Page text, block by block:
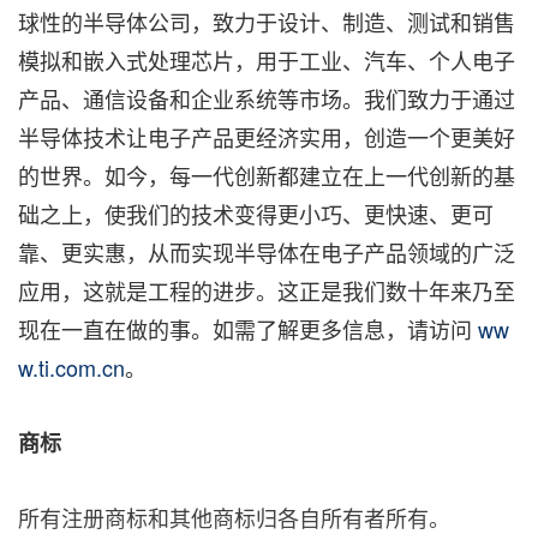
球性的半导体公司，致力于设计、制造、测试和销售
模拟和嵌入式处理芯片，用于工业、汽车、个人电子
产品、通信设备和企业系统等市场。我们致力于通过
半导体技术让电子产品更经济实用，创造一个更美好
的世界。如今，每一代创新都建立在上一代创新的基
础之上，使我们的技术变得更小巧、更快速、更可
靠、更实惠，从而实现半导体在电子产品领域的广泛
应用，这就是工程的进步。这正是我们数十年来乃至
现在一直在做的事。如需了解更多信息，请访问 ww
w.ti.com.cn。
商标
所有注册商标和其他商标归各自所有者所有。